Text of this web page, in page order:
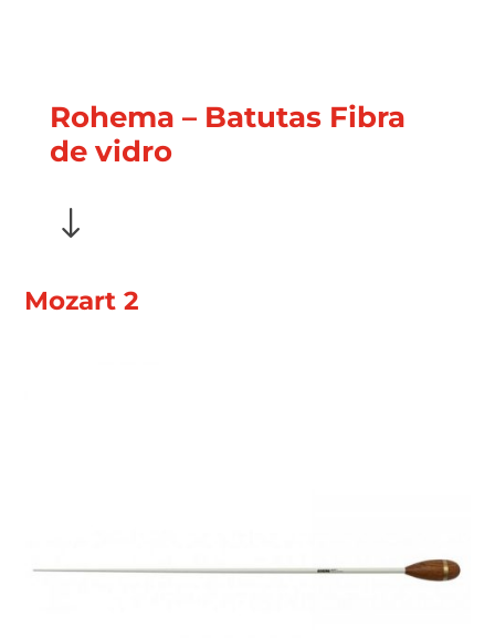
Rohema – Batutas Fibra
de vidro
"
Mozart 2